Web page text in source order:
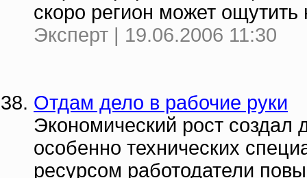
скоро регион может ощутить
Эксперт | 19.06.2006 11:30
Отдам дело в рабочие руки
Экономический рост
особенно технических
ресурсом работодатели